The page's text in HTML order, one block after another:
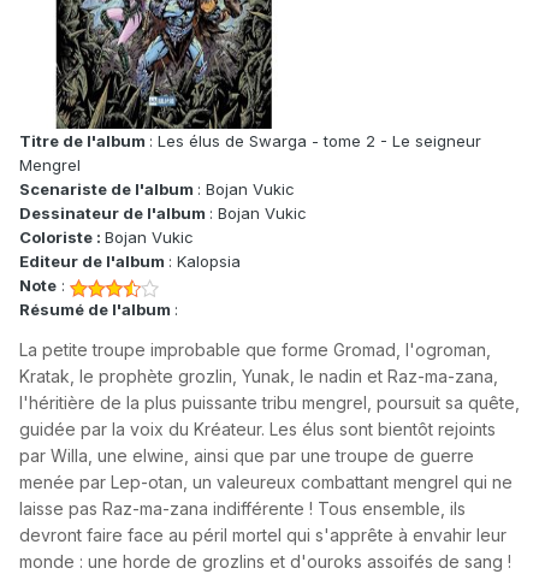
Titre de l'album : Les élus de Swarga - tome 2 - Le seigneur
Mengrel
Scenariste de l'album : Bojan Vukic
Dessinateur de l'album : Bojan Vukic
Coloriste : Bojan Vukic
Editeur de l'album : Kalopsia
Note :
Résumé de l'album :
La petite troupe improbable que forme Gromad, l'ogroman,
Kratak, le prophète grozlin, Yunak, le nadin et Raz-ma-zana,
l'héritière de la plus puissante tribu mengrel, poursuit sa quête,
guidée par la voix du Kréateur. Les élus sont bientôt rejoints
par Willa, une elwine, ainsi que par une troupe de guerre
menée par Lep-otan, un valeureux combattant mengrel qui ne
laisse pas Raz-ma-zana indifférente ! Tous ensemble, ils
devront faire face au péril mortel qui s'apprête à envahir leur
monde : une horde de grozlins et d'ouroks assoifés de sang !